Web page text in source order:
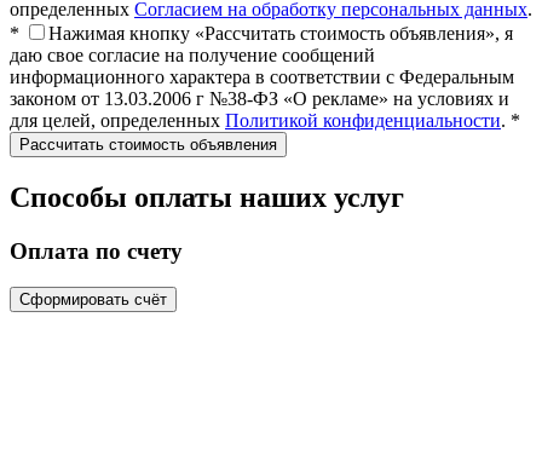
определенных Согласием на обработку персональных данных.
*
Нажимая кнопку «Рассчитать стоимость объявления», я
даю свое согласие на получение сообщений
информационного характера в соответствии с Федеральным
законом от 13.03.2006 г №38-ФЗ «О рекламе» на условиях и
для целей, определенных Политикой конфиденциальности. *
Способы оплаты наших услуг
Оплата по счету
Сформировать счёт